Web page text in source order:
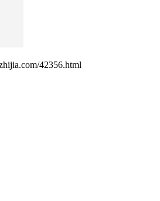
42356.html